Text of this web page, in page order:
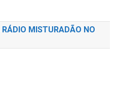
MISTURADÃO NO